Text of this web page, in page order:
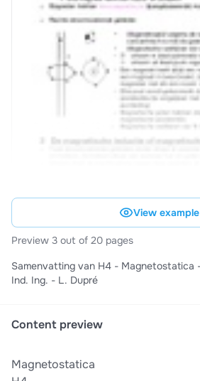
View example
Preview 3 out of 20 pages
Samenvatting van H4 - Magnetostatica - Elektriciteit - UGent -
Ind. Ing. - L. Dupré
Content preview
Magnetostatica